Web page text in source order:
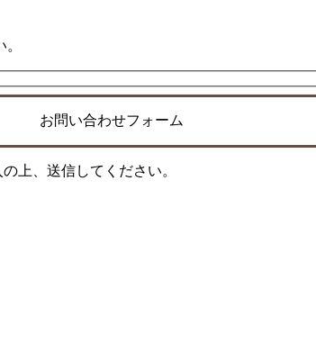
お問い合わせフォーム
上、送信してください。